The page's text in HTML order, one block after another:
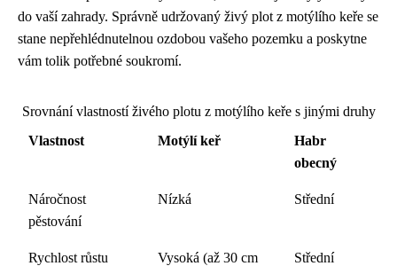
do vaší zahrady. Správně udržovaný živý plot z motýlího keře se
stane nepřehlédnutelnou ozdobou vašeho pozemku a poskytne
vám tolik potřebné soukromí.
Srovnání vlastností živého plotu z motýlího keře s jinými druhy
Vlastnost
Motýlí keř
Habr
obecný
Náročnost
pěstování
Nízká Střední
Rychlost růstu
Vysoká (až 30 cm
Střední